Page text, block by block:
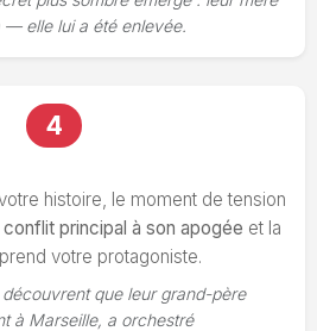
— elle lui a été enlevée.
4
histoire, le moment de tension
conflit principal à son apogée et la
votre protagoniste.
que leur grand-père
à Marseille, a orchestré